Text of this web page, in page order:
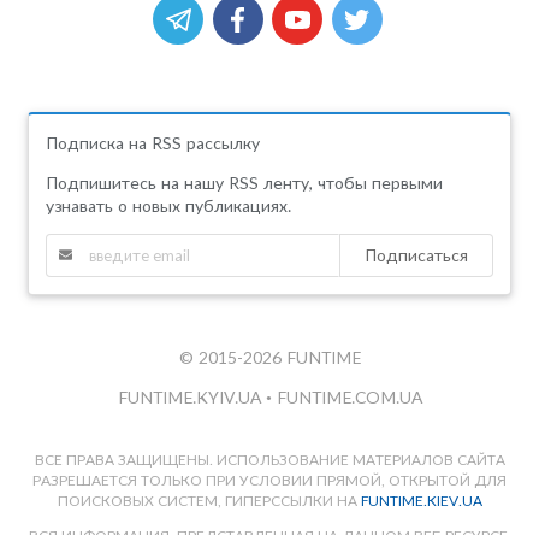
Подписка на RSS рассылку
Подпишитесь на нашу RSS ленту, чтобы первыми
узнавать о новых публикациях.
Подписаться
© 2015-2026 FUNTIME
FUNTIME.KYIV.UA • FUNTIME.COM.UA
ВСЕ ПРАВА ЗАЩИЩЕНЫ. ИСПОЛЬЗОВАНИЕ МАТЕРИАЛОВ САЙТА
РАЗРЕШАЕТСЯ ТОЛЬКО ПРИ УСЛОВИИ ПРЯМОЙ, ОТКРЫТОЙ ДЛЯ
ПОИСКОВЫХ СИСТЕМ, ГИПЕРССЫЛКИ НА FUNTIME.KIEV.UA